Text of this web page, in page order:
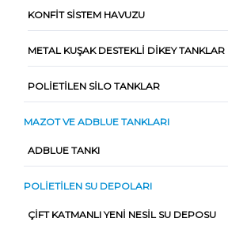
KONFIT SISTEM HAVUZU
METAL KUŞAK DESTEKLI DIKEY TANKLAR
POLIETILEN SILO TANKLAR
MAZOT VE ADBLUE TANKLARI
ADBLUE TANKI
POLIETILEN SU DEPOLARI
ÇIFT KATMANLI YENI NESIL SU DEPOSU